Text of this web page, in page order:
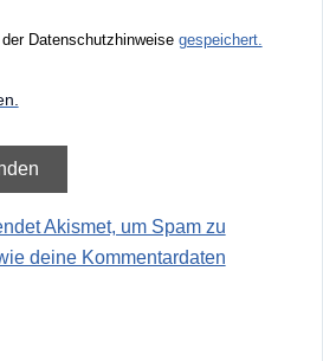
Datenschutzhinweise gespeichert.
Akismet, um Spam zu
deine Kommentardaten